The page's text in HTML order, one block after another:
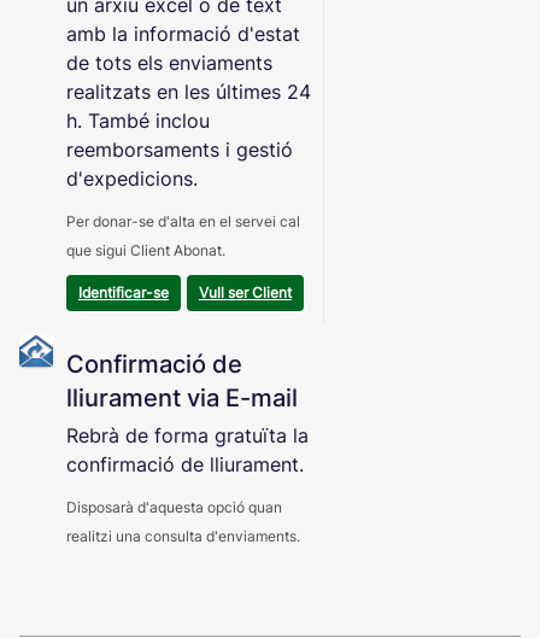
un arxiu excel o de text
amb la informació d'estat
de tots els enviaments
realitzats en les últimes 24
h. També inclou
reemborsaments i gestió
d'expedicions.
Per donar-se d'alta en el servei cal
que sigui Client Abonat.
Identificar-se Vull ser Client
Confirmació de
lliurament via E-mail
Rebrà de forma gratuïta la
confirmació de lliurament.
Disposarà d'aquesta opció quan
realitzi una consulta d'enviaments.